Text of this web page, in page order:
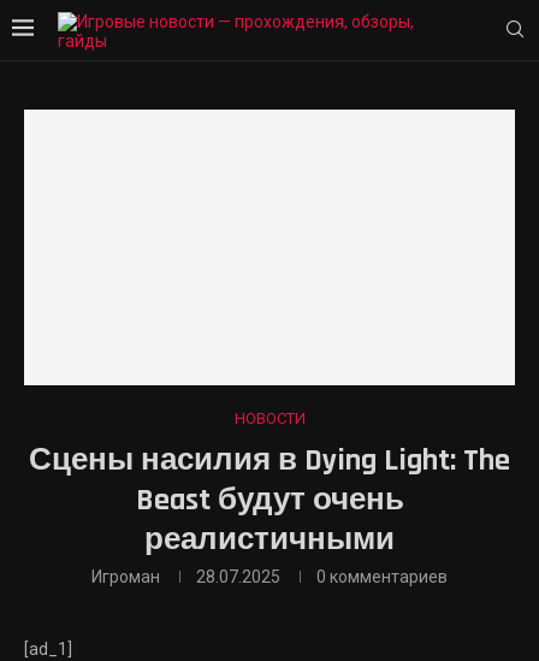
НОВОСТИ
Сцены насилия в Dying Light: The
Beast будут очень
реалистичными
Игроман 28.07.2025 0 комментариев
[ad_1]